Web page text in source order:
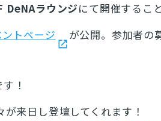
DeNAラウンジにて開催するこ
トページ が公開。参加者の
！
来日し登壇してくれます！